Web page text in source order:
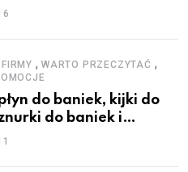
dla animatorów
FIRMY , WARTO PRZECZYTAĆ ,
do baniek, kijki do
do baniek i
baniek